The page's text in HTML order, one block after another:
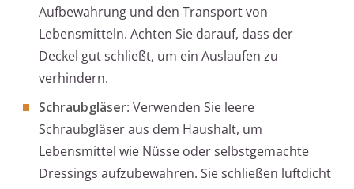
Aufbewahrung und den Transport von
Lebensmitteln. Achten Sie darauf, dass der
Deckel gut schließt, um ein Auslaufen zu
verhindern.
Schraubgläser: Verwenden Sie leere
Schraubgläser aus dem Haushalt, um
Lebensmittel wie Nüsse oder selbstgemachte
Dressings aufzubewahren. Sie schließen luftdicht